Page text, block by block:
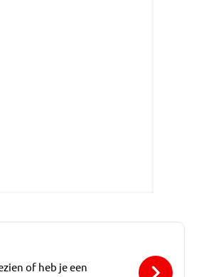
of heb je een